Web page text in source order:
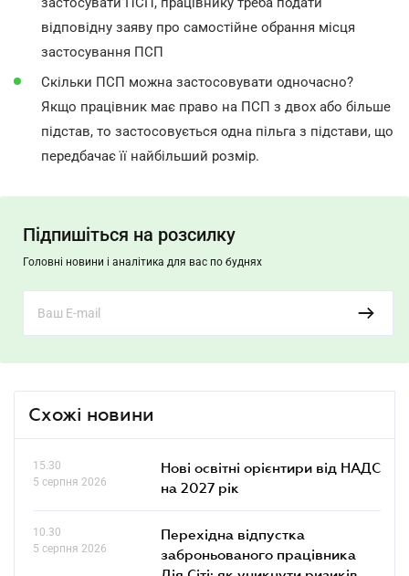
відповідну заяву про самостійне обрання місця
застосування ПСП
Скільки ПСП можна застосовувати одночасно?
Якщо працівник має право на ПСП з двох або більше
підстав, то застосовується одна пільга з підстави, що
передбачає її найбільший розмір.
Підпишіться на розсилку
Головні новини і аналітика для вас по буднях
Схожі новини
15.30
5 серпня 2026
Нові освітні орієнтири від НАДС
на 2027 рік
10.30
5 серпня 2026
Перехідна відпустка
заброньованого працівника